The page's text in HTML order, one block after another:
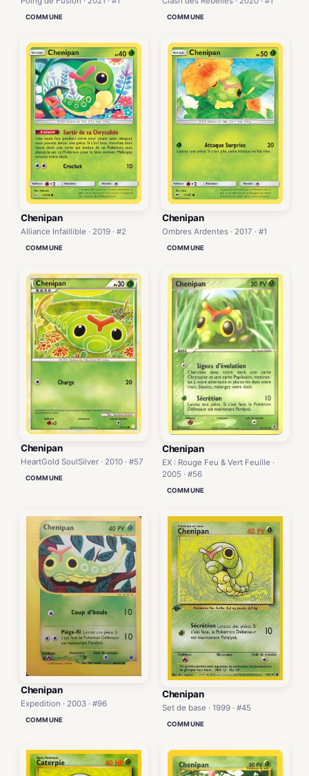
COMMUNE COMMUNE
Chenipan
Alliance Infaillible · 2019 · #2
COMMUNE
Chenipan
Ombres Ardentes · 2017 · #1
COMMUNE
Chenipan
HeartGold SoulSilver · 2010 · #57
COMMUNE
Chenipan
EX : Rouge Feu & Vert Feuille ·
2005 · #56
COMMUNE
Chenipan
Expedition · 2003 · #96
COMMUNE
Chenipan
Set de base · 1999 · #45
COMMUNE